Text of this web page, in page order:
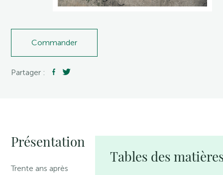
Commander
Partager :
Présentation
Trente ans après
Tables des